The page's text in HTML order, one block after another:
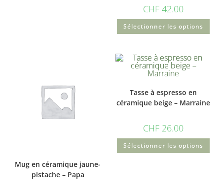
CHF 42.00
Sélectionner les options
Mug en céramique jaune-
pistache – Papa
Tasse à espresso en
céramique beige – Marraine
CHF 26.00
Sélectionner les options